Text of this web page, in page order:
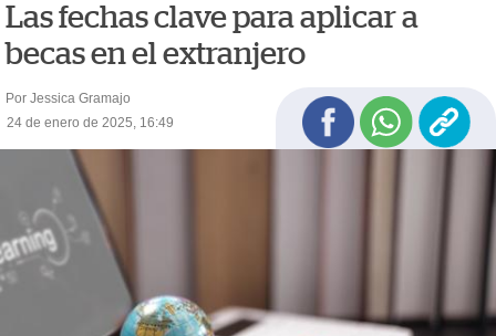
Las fechas clave para aplicar a
becas en el extranjero
Por Jessica Gramajo
24 de enero de 2025, 16:49